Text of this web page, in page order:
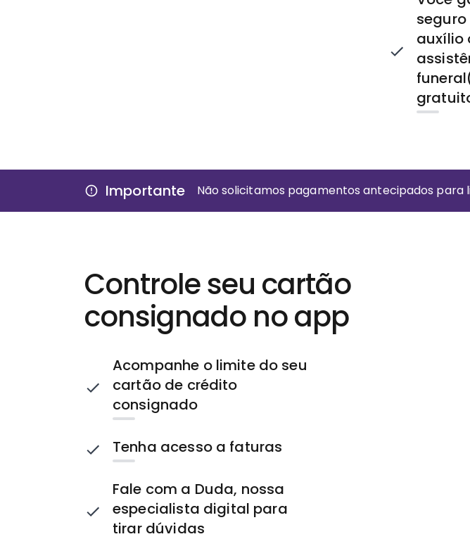
auxílio
Importante Não solicitamos pagamentos antecipados para
Controle seu cartão
consignado no app
Acompanhe o limite do seu
cartão de crédito
consignado
Tenha acesso a faturas
Fale com a Duda, nossa
especialista digital para
tirar dúvidas